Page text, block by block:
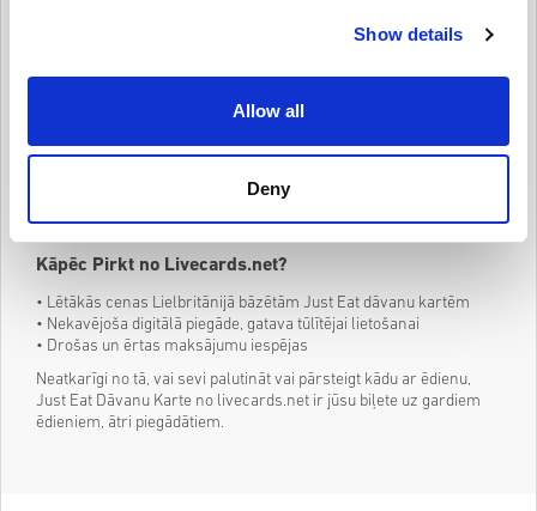
Show details
Allow all
Deny
uz savu iecienīto ēdienu vai vēlaties izmēģināt ko jaunu, Just Eat
pie jūsu durvīm.
Kāpēc Izvēlēties Just Eat Dāvanu Kartes?
• Piekļuve tūkstošiem vietējo restorānu un ēdienu iznākumiem
• Ideāli ātriem ēdieniem, īpašām reizēm vai kā dāvana ēdiena
Kāpēc Pirkt no Livecards.net?
• Lētākās cenas Lielbritānijā bāzētām Just Eat dāvanu kartēm
• Nekavējoša digitālā piegāde, gatava tūlītējai lietošanai
• Drošas un ērtas maksājumu iespējas
Neatkarīgi no tā, vai sevi palutināt vai pārsteigt kādu ar ēdienu,
Just Eat Dāvanu Karte no livecards.net ir jūsu biļete uz gardiem
ēdieniem, ātri piegādātiem.